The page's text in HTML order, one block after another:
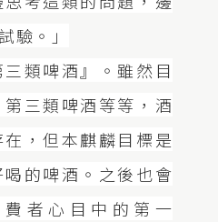
驗。」
三類啤酒』。雖然目
三類啤酒等等，酒
，但本麒麟目標是
的啤酒。之後也會
者心目中的第一